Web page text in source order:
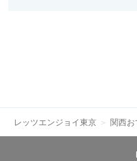
レッツエンジョイ東京 関西お